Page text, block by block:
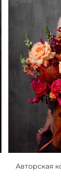
Авторская